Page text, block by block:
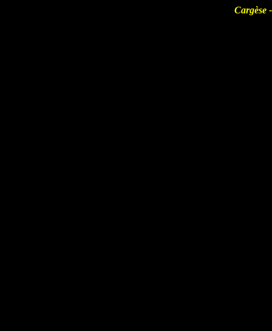
Cargèse